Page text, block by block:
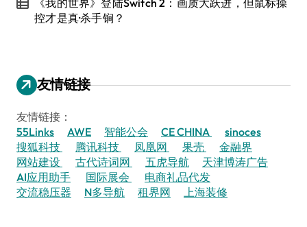
《我的世界》登陆Switch 2：画质大跃进，但鼠标操
控才是真·杀手锏？
友情链接
友情链接：
55Links
AWE 智能公会 CE CHINA
sinoces
搜狐科技
腾讯科技 凤凰网 果壳
金融界
网站建设
古代诗词网 五虎导航
天津博涛广告
AI应用助手
国际展会
电商礼品代发
交流稳压器
N多导航 租界网 上海装修